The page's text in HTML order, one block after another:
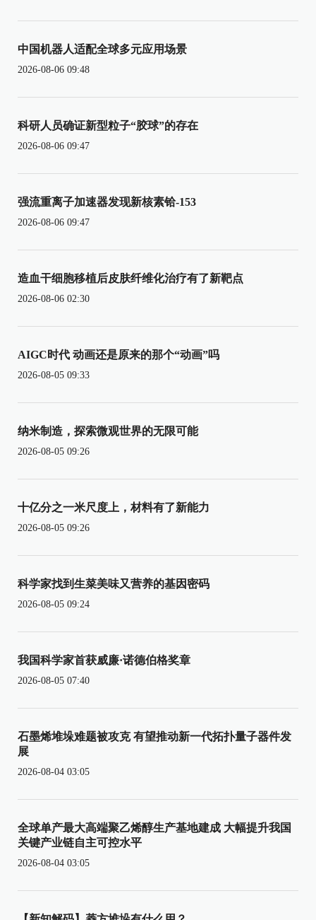
中国机器人适配全球多元应用场景
2026-08-06 09:48
科研人员确证新型粒子“胶球”的存在
2026-08-06 09:47
强流重离子加速器发现新核素铪-153
2026-08-06 09:47
造血干细胞移植后皮肤纤维化治疗有了新靶点
2026-08-06 02:30
AIGC时代 动画还是原来的那个“动画”吗
2026-08-05 09:33
纳米制造，探索微观世界的无限可能
2026-08-05 09:26
十亿分之一米尺度上，材料有了新能力
2026-08-05 09:26
科学家找到生菜美味又营养的基因密码
2026-08-05 09:24
我国科学家首获威廉·诺德伯格奖章
2026-08-05 07:40
石墨烯堆垛难题被攻克 有望推动新一代拓扑量子器件发
展
2026-08-04 03:05
全球单产最大高端聚乙烯醇生产基地建成 大幅提升我国
关键产业链自主可控水平
2026-08-04 03:05